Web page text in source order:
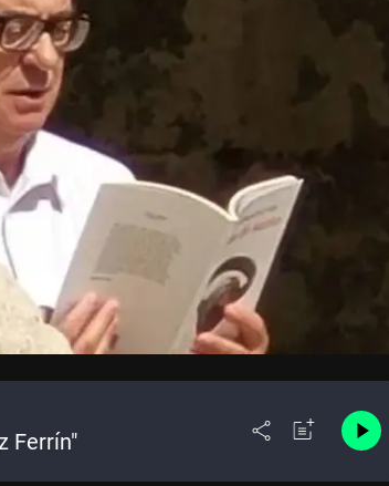
Ferrín"